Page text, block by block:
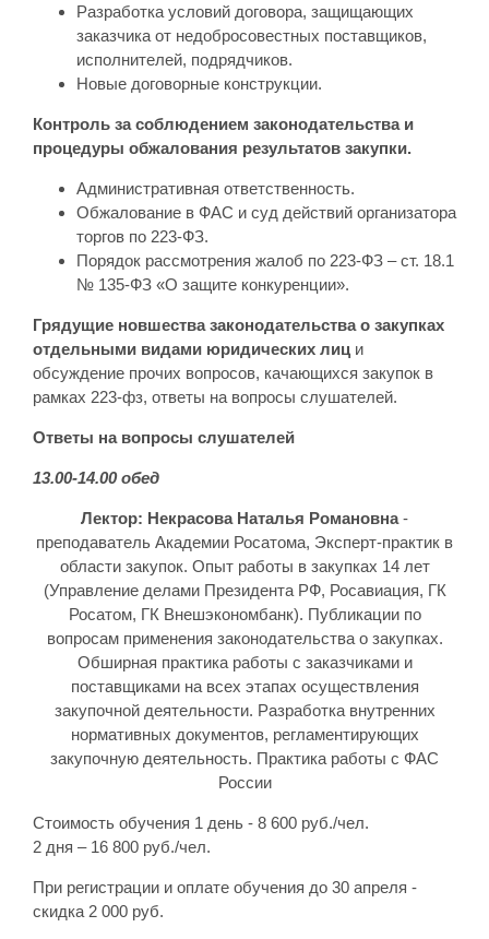
Разработка условий договора, защищающих
заказчика от недобросовестных поставщиков,
исполнителей, подрядчиков.
Новые договорные конструкции.
Контроль за соблюдением законодательства и
процедуры обжалования результатов закупки.
Административная ответственность.
Обжалование в ФАС и суд действий организатора
торгов по 223-ФЗ.
Порядок рассмотрения жалоб по 223-ФЗ – ст. 18.1
№ 135-ФЗ «О защите конкуренции».
Грядущие новшества законодательства о закупках
отдельными видами юридических лиц и
обсуждение прочих вопросов, качающихся закупок в
рамках 223-фз, ответы на вопросы слушателей.
Ответы на вопросы слушателей
13.00-14.00 обед
Лектор: Некрасова Наталья Романовна-
преподаватель Академии Росатома, Эксперт-практик в
области закупок. Опыт работы в закупках 14 лет
(Управление делами Президента РФ, Росавиация, ГК
Росатом, ГК Внешэкономбанк). Публикации по
вопросам применения законодательства о закупках.
Обширная практика работы с заказчиками и
поставщиками на всех этапах осуществления
закупочной деятельности. Разработка внутренних
нормативных документов, регламентирующих
закупочную деятельность. Практика работы с ФАС
России
Стоимость обучения 1 день - 8 600 руб./чел.
2 дня – 16 800 руб./чел.
При регистрации и оплате обучения до 30 апреля -
скидка 2 000 руб.